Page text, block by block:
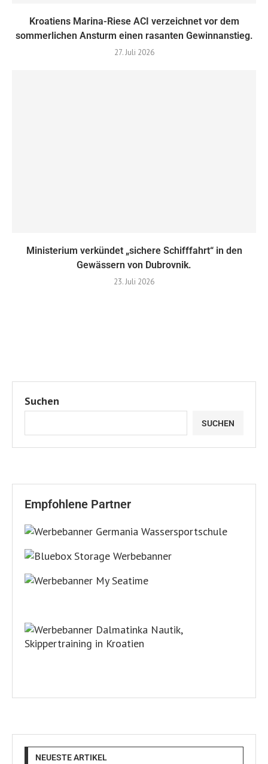
Kroatiens Marina-Riese ACI verzeichnet vor dem
sommerlichen Ansturm einen rasanten Gewinnanstieg.
27. Juli 2026
Ministerium verkündet „sichere Schifffahrt“ in den
Gewässern von Dubrovnik.
23. Juli 2026
Suchen
SUCHEN
Empfohlene Partner
NEUESTE ARTIKEL